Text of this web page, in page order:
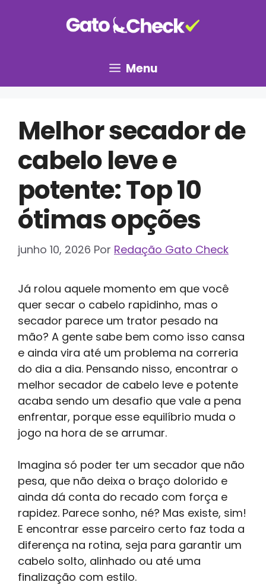
Menu
Melhor secador de
cabelo leve e
potente: Top 10
ótimas opções
junho 10, 2026 Por Redação Gato Check
Já rolou aquele momento em que você
quer secar o cabelo rapidinho, mas o
secador parece um trator pesado na
mão? A gente sabe bem como isso cansa
e ainda vira até um problema na correria
do dia a dia. Pensando nisso, encontrar o
melhor secador de cabelo leve e potente
acaba sendo um desafio que vale a pena
enfrentar, porque esse equilíbrio muda o
jogo na hora de se arrumar.
Imagina só poder ter um secador que não
pesa, que não deixa o braço dolorido e
ainda dá conta do recado com força e
rapidez. Parece sonho, né? Mas existe, sim!
E encontrar esse parceiro certo faz toda a
diferença na rotina, seja para garantir um
cabelo solto, alinhado ou até uma
finalização com estilo.